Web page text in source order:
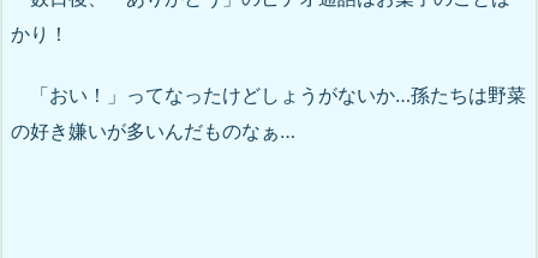
かり！
「おい！」ってなったけどしょうがないか…孫たちは野菜
の好き嫌いが多いんだものなぁ…